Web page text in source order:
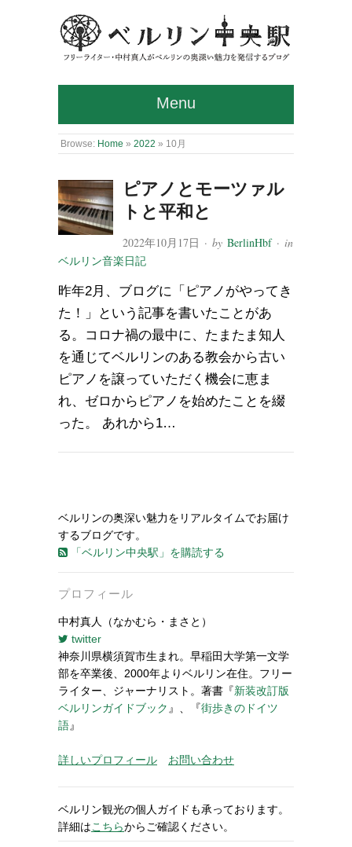
Menu
Browse: Home » 2022 » 10月
ピアノとモーツァル
トと平和と
2022年10月17日 · byBerlinHbf· in
ベルリン音楽日記
昨年2月、ブログに「ピアノがやってき
た！」という記事を書いたことがあ
る。コロナ禍の最中に、たまたま知人
を通じてベルリンのある教会から古い
ピアノを譲っていただく機会に恵ま
れ、ゼロからピアノを始めたことを綴
った。 あれから1…
ベルリンの奥深い魅力をリアルタイムでお届け
するブログです。
「ベルリン中央駅」を購読する
プロフィール
中村真人（なかむら・まさと）
twitter
神奈川県横須賀市生まれ。早稲田大学第一文学
部を卒業後、2000年よりベルリン在住。フリー
ライター、ジャーナリスト。著書『新装改訂版
ベルリンガイドブック 』、『街歩きのドイツ
語』
詳しいプロフィール お問い合わせ
ベルリン観光の個人ガイドも承っております。
詳細はこちらからご確認ください。